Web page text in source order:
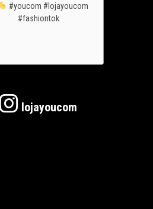
#youcom #lojayoucom
#fashiontok
lojayoucom